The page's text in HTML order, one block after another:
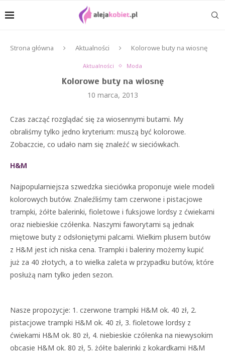
Strona główna Aktualności Kolorowe buty na wiosnę
Aktualności Moda
Kolorowe buty na wiosnę
10 marca, 2013
Czas zacząć rozglądać się za wiosennymi butami. My
obraliśmy tylko jedno kryterium: muszą być kolorowe.
Zobaczcie, co udało nam się znaleźć w sieciówkach.
H&M
Najpopularniejsza szwedzka sieciówka proponuje wiele modeli
kolorowych butów. Znaleźliśmy tam czerwone i pistacjowe
trampki, żółte balerinki, fioletowe i fuksjowe lordsy z ćwiekami
oraz niebieskie czółenka. Naszymi faworytami są jednak
miętowe buty z odsłoniętymi palcami. Wielkim plusem butów
z H&M jest ich niska cena. Trampki i baleriny możemy kupić
już za 40 złotych, a to wielka zaleta w przypadku butów, które
posłużą nam tylko jeden sezon.
Nasze propozycje: 1. czerwone trampki H&M ok. 40 zł, 2.
pistacjowe trampki H&M ok. 40 zł, 3. fioletowe lordsy z
ćwiekami H&M ok. 80 zł, 4. niebieskie czółenka na niewysokim
obcasie H&M ok. 80 zł, 5. żółte balerinki z kokardkami H&M